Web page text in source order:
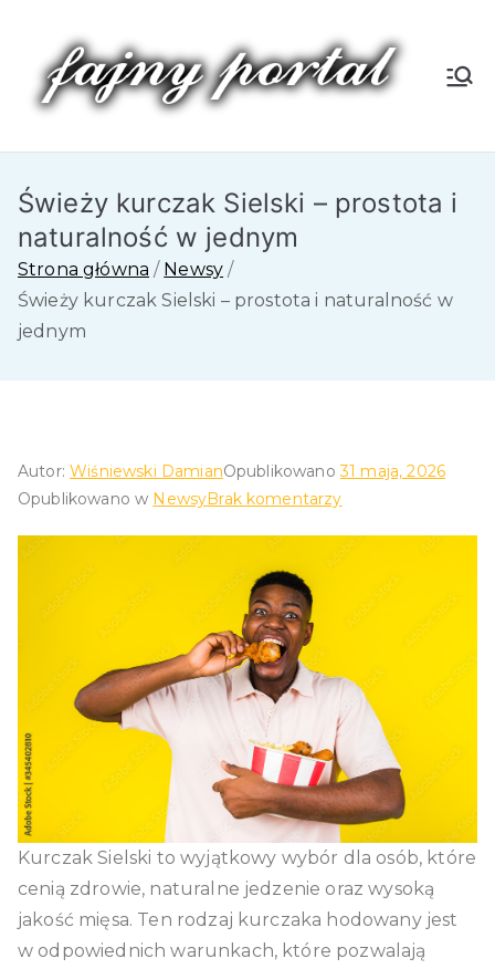
treści
Fa
jn
y
Świeży kurczak Sielski – prostota i
naturalność w jednym
Strona główna
Newsy
Świeży kurczak Sielski – prostota i naturalność w
jednym
Autor:Wiśniewski DamianOpublikowano31 maja, 2026
Opublikowano w NewsyBrak komentarzydo
naturalność
w
jednym
Kurczak Sielski to wyjątkowy wybór dla osób, które
cenią zdrowie, naturalne jedzenie oraz wysoką
jakość mięsa. Ten rodzaj kurczaka hodowany jest
w odpowiednich warunkach, które pozwalają